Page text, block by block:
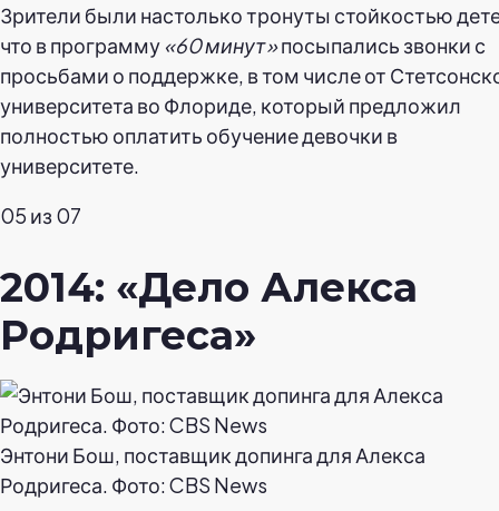
Зрители были настолько тронуты стойкостью
что в программу «60 минут»посыпались звонки с
просьбами о поддержке, в том числе от
университета во Флориде, который предложил
полностью оплатить обучение девочки в
университете.
05 из 07
2014: «Дело Алекса
Родригеса»
Энтони Бош, поставщик допинга для Алекса
Родригеса. Фото: CBS News